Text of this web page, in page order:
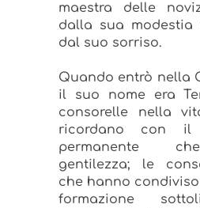
maestra delle
dalla sua modestia
dal suo sorriso.
Quando entrò nella
il suo nome era
consorelle nella
ricordano con il
permanente
gentilezza; le
che hanno
formazione